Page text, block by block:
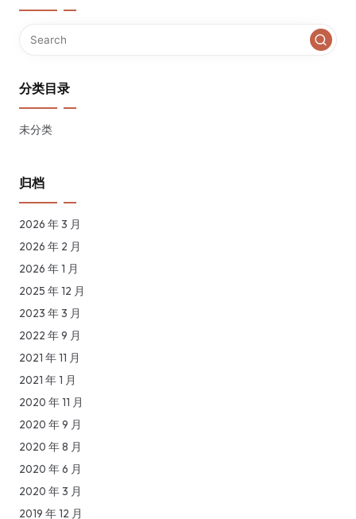
分类目录
未分类
归档
2026 年 3 月
2026 年 2 月
2026 年 1 月
2025 年 12 月
2023 年 3 月
2022 年 9 月
2021 年 11 月
2021 年 1 月
2020 年 11 月
2020 年 9 月
2020 年 8 月
2020 年 6 月
2020 年 3 月
2019 年 12 月